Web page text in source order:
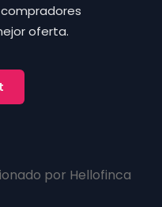
oferta.